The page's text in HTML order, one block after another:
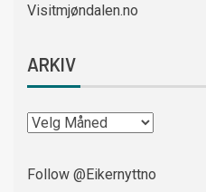
Visitmjøndalen.no
ARKIV
Follow @Eikernyttno